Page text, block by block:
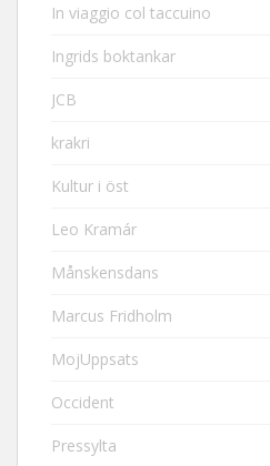
In viaggio col taccuino
Ingrids boktankar
JCB
krakri
Kultur i öst
Leo Kramár
Månskensdans
Marcus Fridholm
MojUppsats
Occident
Pressylta